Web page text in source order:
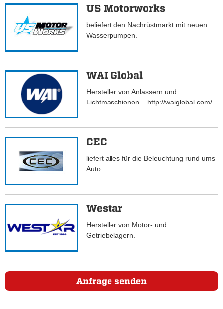
US Motorworks
beliefert den Nachrüstmarkt mit neuen
Wasserpumpen.
WAI Global
Hersteller von Anlassern und
Lichtmaschienen. http://waiglobal.com/
CEC
liefert alles für die Beleuchtung rund ums
Auto.
Westar
Hersteller von Motor- und
Getriebelagern.
Anfrage senden